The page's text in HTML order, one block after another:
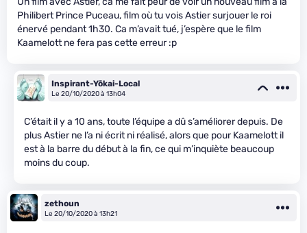
Philibert Prince Puceau, film où tu vois Astier surjouer le roi
énervé pendant 1h30. Ca m’avait tué, j’espère que le film
Kaamelott ne fera pas cette erreur :p
Inspirant-Yōkai-Local
Le 20/10/2020 à 13h04
C’était il y a 10 ans, toute l’équipe a dû s’améliorer depuis. De
plus Astier ne l’a ni écrit ni réalisé, alors que pour Kaamelott il
est à la barre du début à la fin, ce qui m’inquiète beaucoup
moins du coup.
zethoun
Le 20/10/2020 à 13h21